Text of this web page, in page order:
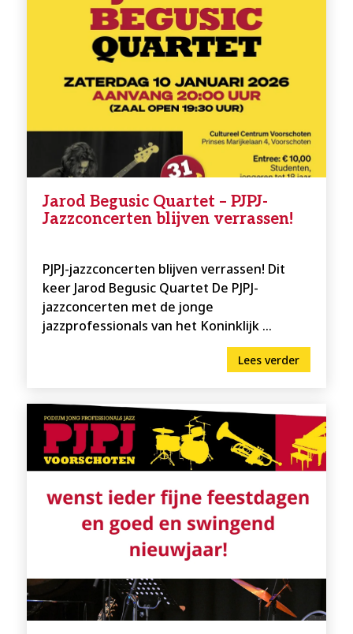
Jarod Begusic Quartet – PJPJ-
Jazzconcerten blijven verrassen!
PJPJ-jazzconcerten blijven verrassen! Dit
keer Jarod Begusic Quartet De PJPJ-
jazzconcerten met de jonge
jazzprofessionals van het Koninklijk ...
Lees verder